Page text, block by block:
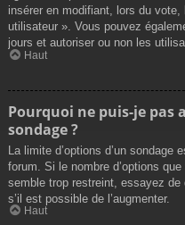
insérer en modifiant, lors du
utilisateur ». Vous pouvez
jours et autoriser ou non les
Haut
Pourquoi ne puis-je pas
sondage ?
La limite d’options d’un
forum. Si le nombre d’options
semble trop restreint, essayez de
s’il est possible de l’augmenter.
Haut